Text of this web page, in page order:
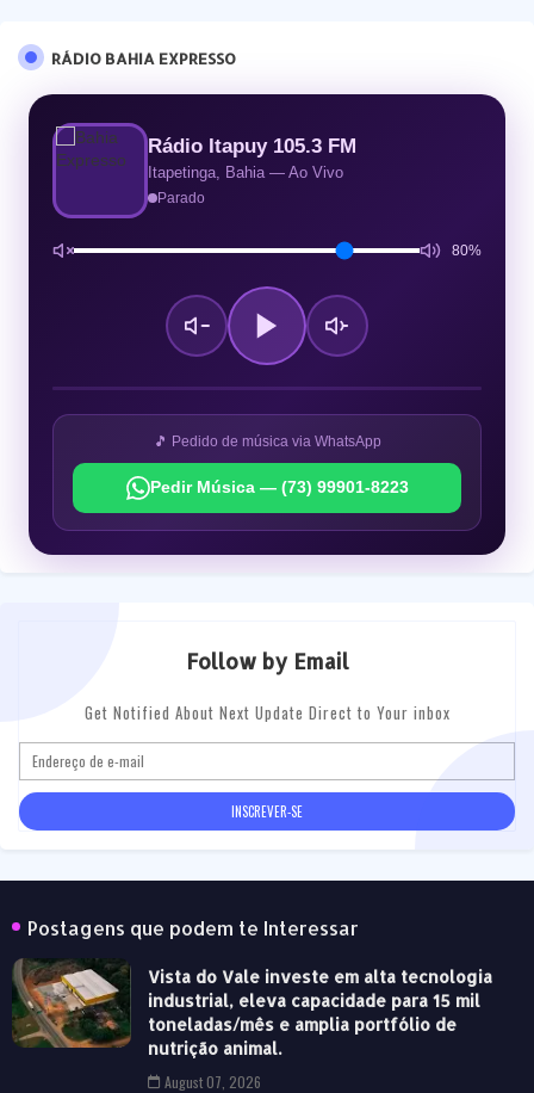
RÁDIO BAHIA EXPRESSO
Rádio Itapuy 105.3 FM
Itapetinga, Bahia — Ao Vivo
Parado
80%
🎵 Pedido de música via WhatsApp
Pedir Música — (73) 99901-8223
Follow by Email
Get Notified About Next Update Direct to Your inbox
Postagens que podem te Interessar
Vista do Vale investe em alta tecnologia
industrial, eleva capacidade para 15 mil
toneladas/mês e amplia portfólio de
nutrição animal.
August 07, 2026